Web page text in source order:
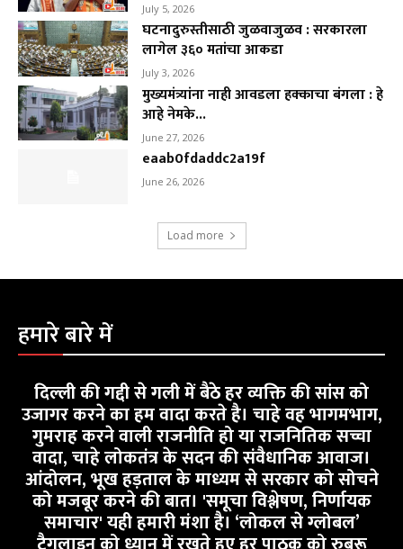
July 5, 2026
घटनादुरुस्तीसाठी जुळवाजुळव : सरकारला
लागेल ३६० मतांचा आकडा
July 3, 2026
मुख्यमंत्र्यांना नाही आवडला हक्काचा बंगला : हे
आहे नेमके...
June 27, 2026
eaab0fdaddc2a19f
June 26, 2026
Load more
हमारे बारे में
दिल्ली की गद्दी से गली में बैठे हर व्यक्ति की सांस को
उजागर करने का हम वादा करते है। चाहे वह भागमभाग,
गुमराह करने वाली राजनीति हो या राजनितिक सच्चा
वादा, चाहे लोकतंत्र के सदन की संवैधानिक आवाज।
आंदोलन, भूख हड़ताल के माध्यम से सरकार को सोचने
को मजबूर करने की बात। 'समूचा विश्लेषण, निर्णायक
समाचार' यही हमारी मंशा है। ‘लोकल से ग्लोबल’